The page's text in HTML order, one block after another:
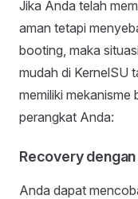
Jika Anda telah
aman tetapi
booting, maka
mudah di KernelSU
memiliki
perangkat Anda:
Recovery
Anda dapat